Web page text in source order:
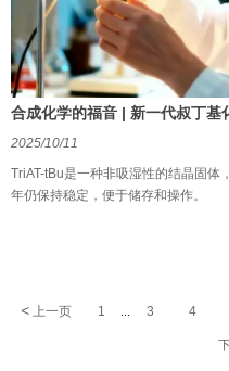
合成化学的福音 | 新一代叔丁
2025/10/11
TriAT-tBu是一种非吸湿性的结晶固体
年仍保持稳定，便于储存和操作。
< 上一页 1 3 4